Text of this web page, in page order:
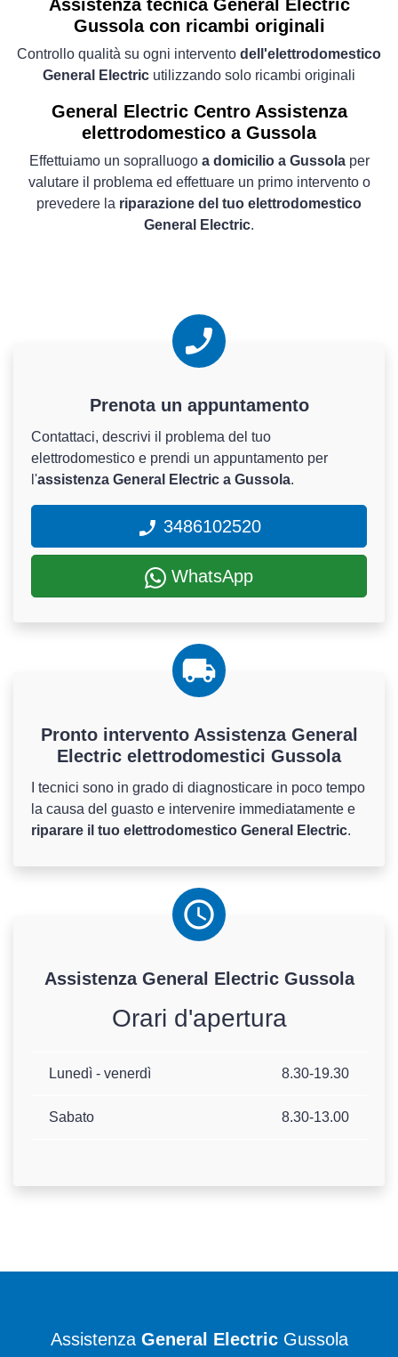
Assistenza tecnica General Electric
Gussola con ricambi originali
Controllo qualità su ogni intervento dell'elettrodomestico
General Electric utilizzando solo ricambi originali
General Electric Centro Assistenza
elettrodomestico a Gussola
Effettuiamo un sopralluogo a domicilio a Gussolaper
valutare il problema ed effettuare un primo intervento o
prevedere la riparazione del tuo elettrodomestico
General Electric.
Prenota un appuntamento
Contattaci, descrivi il problema del tuo
elettrodomestico e prendi un appuntamento per
l'assistenza General Electric a Gussola.
3486102520
WhatsApp
Pronto intervento Assistenza General
Electric elettrodomestici Gussola
I tecnici sono in grado di diagnosticare in poco tempo
la causa del guasto e intervenire immediatamente e
riparare il tuo elettrodomestico General Electric.
Assistenza General ElectricGussola
Orari d'apertura
Lunedì - venerdì 8.30-19.30
Sabato 8.30-13.00
Assistenza General ElectricGussola